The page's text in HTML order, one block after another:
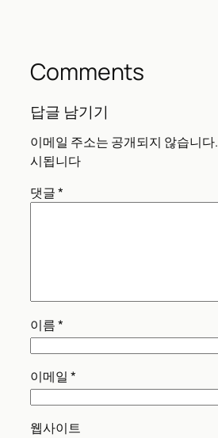
Comments
답글 남기기
이메일 주소는 공개되지 않습니다.
시됩니다
댓글*
이름*
이메일 *
웹사이트